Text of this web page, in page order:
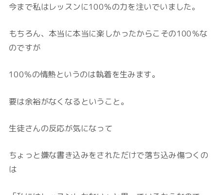
今まで私はレッスンに100％の力を注いでいました。
もちろん、本当に本当に楽しかったからこその100％な
のですが
100％の情熱というのは執着を生みます。
要は余裕がなくなるということ。
生徒さんの反応が気になって
ちょっと嫌な書き込みをされただけで落ち込み傷つくの
は